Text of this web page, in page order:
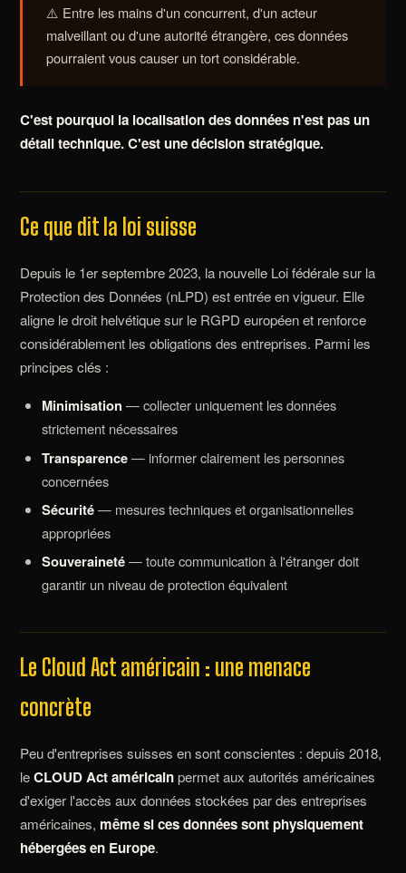
⚠️ Entre les mains d'un concurrent, d'un acteur
malveillant ou d'une autorité étrangère, ces données
pourraient vous causer un tort considérable.
C'est pourquoi la localisation des données n'est pas un
détail technique. C'est une décision stratégique.
Ce que dit la loi suisse
Depuis le 1er septembre 2023, la nouvelle Loi fédérale sur la
Protection des Données (nLPD) est entrée en vigueur. Elle
aligne le droit helvétique sur le RGPD européen et renforce
considérablement les obligations des entreprises. Parmi les
principes clés :
Minimisation — collecter uniquement les données
strictement nécessaires
Transparence— informer clairement les personnes
concernées
Sécurité— mesures techniques et organisationnelles
appropriées
Souveraineté— toute communication à l'étranger doit
garantir un niveau de protection équivalent
Le Cloud Act américain : une menace
concrète
Peu d'entreprises suisses en sont conscientes : depuis 2018,
leCLOUD Act américainpermet aux autorités américaines
d'exiger l'accès aux données stockées par des entreprises
américaines, même si ces données sont physiquement
hébergées en Europe.